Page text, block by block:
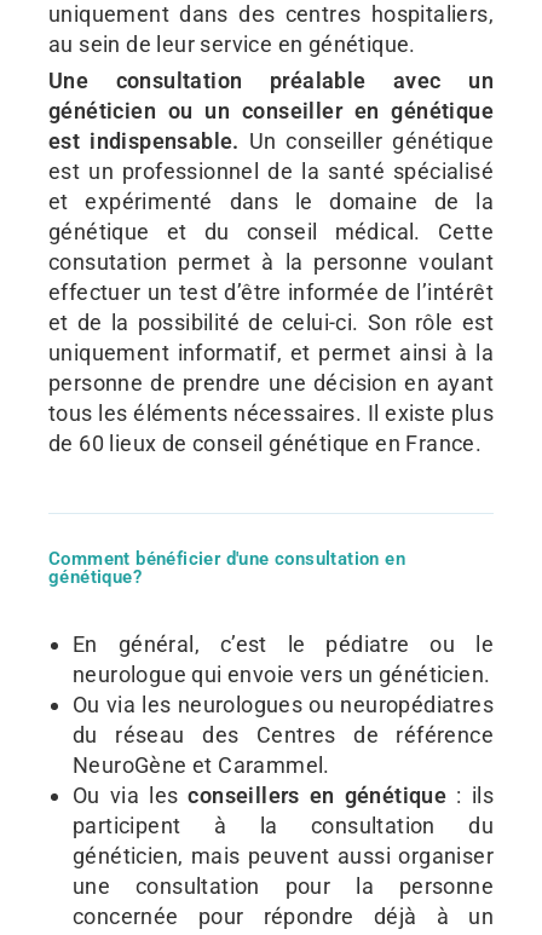
uniquement dans des centres hospitaliers,
au sein de leur service en génétique.
Une consultation préalable avec un
généticien ou un conseiller en génétique
est indispensable. Un conseiller génétique
est un professionnel de la santé spécialisé
et expérimenté dans le domaine de la
génétique et du conseil médical. Cette
consutation permet à la personne voulant
effectuer un test d’être informée de l’intérêt
et de la possibilité de celui-ci. Son rôle est
uniquement informatif, et permet ainsi à la
personne de prendre une décision en ayant
tous les éléments nécessaires. Il existe plus
de 60 lieux de conseil génétique en France.
Comment bénéficier d'une consultation en
génétique?
En général, c’est le pédiatre ou le
neurologue qui envoie vers un généticien.
Ou via les neurologues ou neuropédiatres
du réseau des Centres de référence
NeuroGène et Carammel.
Ou via lesconseillers en génétique : ils
participent à la consultation du
généticien, mais peuvent aussi organiser
une consultation pour la personne
concernée pour répondre déjà à un